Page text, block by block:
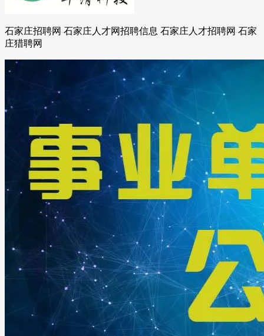
石家庄招聘网 石家庄人才网招聘信息 石家庄人才招聘网 石家
庄猎聘网